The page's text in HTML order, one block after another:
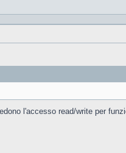
l'accesso read/write per